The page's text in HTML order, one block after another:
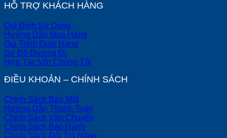
HỖ TRỢ KHÁCH HÀNG
Qui Định Sử Dụng
Hướng Dẫn Mua Hàng
Qui Trình Giao Hàng
Sơ Đồ Đường Đi
Hợp Tác Với Chúng Tôi
ĐIỀU KHOẢN – CHÍNH SÁCH
Chính Sách Bảo Mật
Hướng Dẫn Thanh Toán
Chính Sách Vận Chuyển
Chính Sách Bảo Hành
Chính Sách Đổi Trả Hàng